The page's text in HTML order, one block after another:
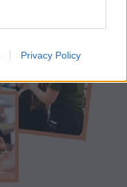
Privacy Policy